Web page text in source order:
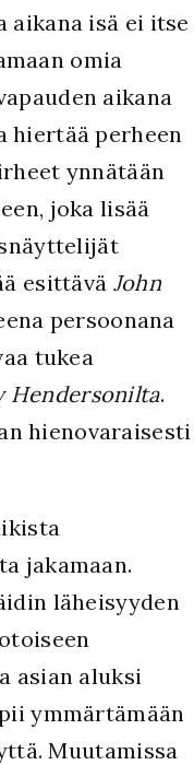
aikana isä ei itse
omia
aikana
hiertää perheen
ynnätään
joka lisää
esittävä John
persoonana
tukea
Hendersonilta.
hienovaraisesti
jakamaan.
läheisyyden
asian aluksi
ymmärtämään
Muutamissa